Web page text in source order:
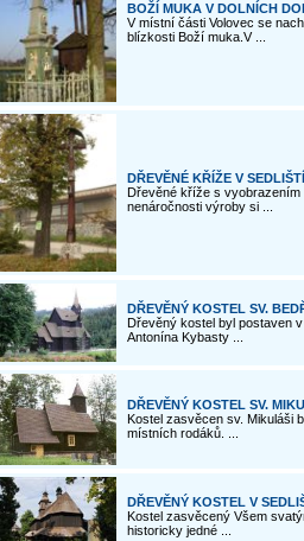
BOŽÍ MUKA V DOLNÍCH
V místní části Volovec se
blízkosti Boží muka.V ...
DŘEVĚNÉ KŘÍŽE V
Dřevěné kříže s vyobrazením
nenáročnosti výroby si ...
DŘEVĚNÝ KOSTEL SV.
Dřevěný kostel byl postaven
Antonína Kybasty ...
DŘEVĚNÝ KOSTEL SV.
Kostel zasvěcen sv. Mikuláši
místních rodáků. ...
DŘEVĚNÝ KOSTEL V
Kostel zasvěcený Všem
historicky jedné ...